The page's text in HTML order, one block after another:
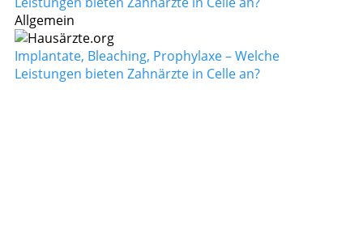
Allgemein
Implantate, Bleaching, Prophylaxe – Welche
Leistungen bieten Zahnärzte in Celle an?